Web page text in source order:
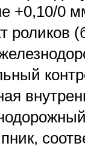
+0,10/0
роликов